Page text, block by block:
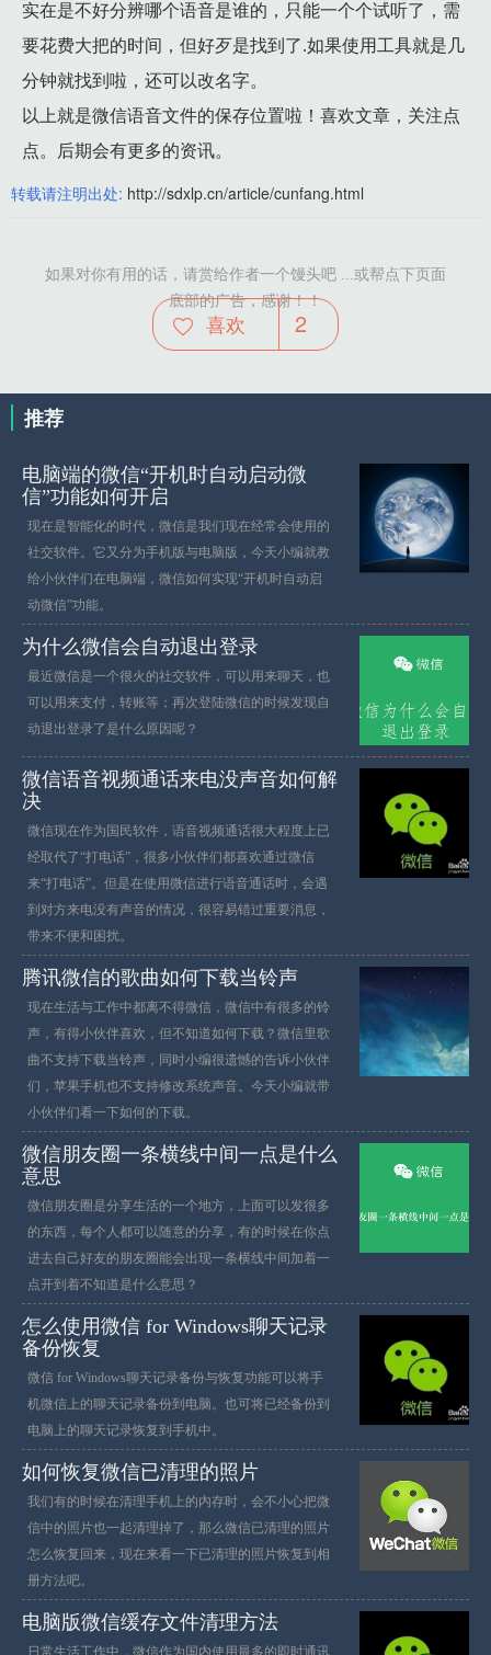
实在是不好分辨哪个语音是谁的，只能一个个试听了，需
要花费大把的时间，但好歹是找到了.如果使用工具就是几
分钟就找到啦，还可以改名字。
以上就是微信语音文件的保存位置啦！喜欢文章，关注点
点。后期会有更多的资讯。
转载请注明出处: http://sdxlp.cn/article/cunfang.html
如果对你有用的话，请赏给作者一个馒头吧 ...或帮点下页面
底部的广告，感谢！！
喜欢 2
推荐
电脑端的微信“开机时自动启动微
信”功能如何开启
现在是智能化的时代，微信是我们现在经常会使用的
社交软件。它又分为手机版与电脑版，今天小编就教
给小伙伴们在电脑端，微信如何实现“开机时自动启
动微信”功能。
为什么微信会自动退出登录
最近微信是一个很火的社交软件，可以用来聊天，也
可以用来支付，转账等；再次登陆微信的时候发现自
动退出登录了是什么原因呢？
微信语音视频通话来电没声音如何解
决
微信现在作为国民软件，语音视频通话很大程度上已
经取代了“打电话”，很多小伙伴们都喜欢通过微信
来“打电话”。但是在使用微信进行语音通话时，会遇
到对方来电没有声音的情况，很容易错过重要消息，
带来不便和困扰。
腾讯微信的歌曲如何下载当铃声
现在生活与工作中都离不得微信，微信中有很多的铃
声，有得小伙伴喜欢，但不知道如何下载？微信里歌
曲不支持下载当铃声，同时小编很遗憾的告诉小伙伴
们，苹果手机也不支持修改系统声音。今天小编就带
小伙伴们看一下如何的下载。
微信朋友圈一条横线中间一点是什么
意思
微信朋友圈是分享生活的一个地方，上面可以发很多
的东西，每个人都可以随意的分享，有的时候在你点
进去自己好友的朋友圈能会出现一条横线中间加着一
点开到着不知道是什么意思？
怎么使用微信 for Windows聊天记录
备份恢复
微信 for Windows聊天记录备份与恢复功能可以将手
机微信上的聊天记录备份到电脑。也可将已经备份到
电脑上的聊天记录恢复到手机中。
如何恢复微信已清理的照片
我们有的时候在清理手机上的内存时，会不小心把微
信中的照片也一起清理掉了，那么微信已清理的照片
怎么恢复回来，现在来看一下已清理的照片恢复到相
册方法吧。
电脑版微信缓存文件清理方法